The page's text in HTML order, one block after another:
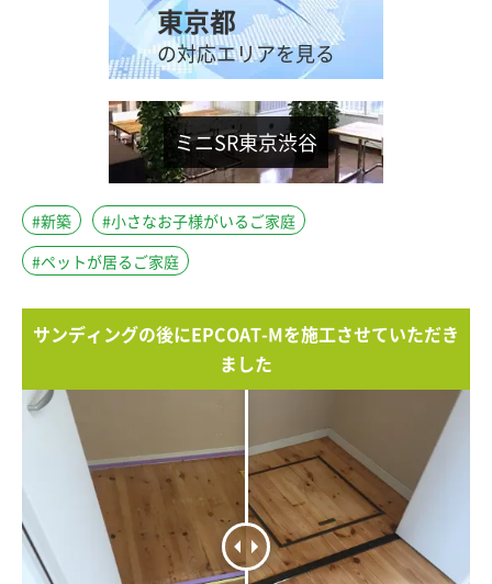
東京都
の対応エリアを見る
ミニSR東京渋谷
#新築
#小さなお子様がいるご家庭
#ペットが居るご家庭
サンディングの後にEPCOAT-Mを施工させていただき
ました